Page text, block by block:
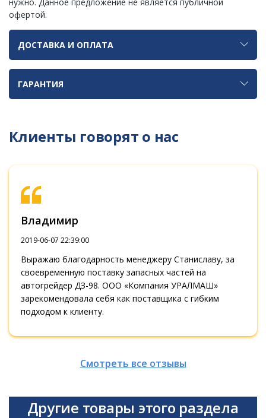
офертой.
ДОСТАВКА И ОПЛАТА
ГАРАНТИЯ
Клиенты говорят о нас
Владимир
2019-06-07 22:39:00
Выражаю благодарность менеджеру Станиславу, за
своевременную поставку запасных частей на
автогрейдер ДЗ-98. ООО «Компания УРАЛМАШ»
зарекомендовала себя как поставщика с гибким
подходом к клиенту.
Смотреть все отзывы
Другие товары этого раздела